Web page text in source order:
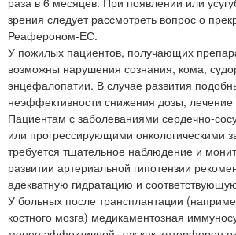
зрения следует рассмотреть вопрос о
Реафероном-ЕС.
У пожилых пациентов, получающих
возможны нарушения сознания, кома,
энцефалопатии. В случае развития
неэффективности снижения дозы, лечение
Пациентам с заболеваниями сердечно-
или прогрессирующими онкологическими
требуется тщательное наблюдение и
развитии артериальной гипотензии
адекватную гидратацию и
У больных после трансплантации
костного мозга) медикаментозная